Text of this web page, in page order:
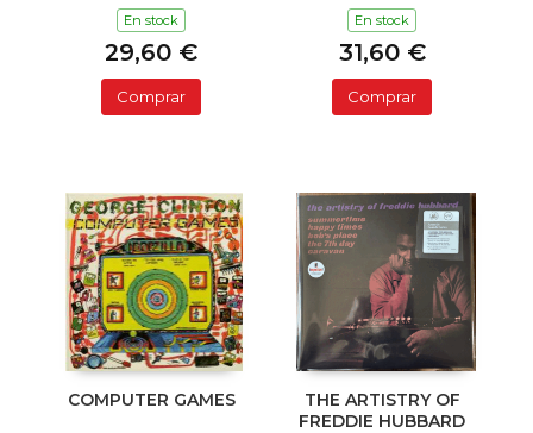
En stock
29,60 €
Comprar
En stock
31,60 €
Comprar
COMPUTER GAMES
THE ARTISTRY OF
FREDDIE HUBBARD